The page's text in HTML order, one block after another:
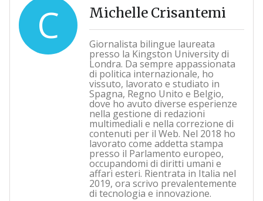
C Michelle Crisantemi
Giornalista bilingue laureata
presso la Kingston University di
Londra. Da sempre appassionata
di politica internazionale, ho
vissuto, lavorato e studiato in
Spagna, Regno Unito e Belgio,
dove ho avuto diverse esperienze
nella gestione di redazioni
multimediali e nella correzione di
contenuti per il Web. Nel 2018 ho
lavorato come addetta stampa
presso il Parlamento europeo,
occupandomi di diritti umani e
affari esteri. Rientrata in Italia nel
2019, ora scrivo prevalentemente
di tecnologia e innovazione.